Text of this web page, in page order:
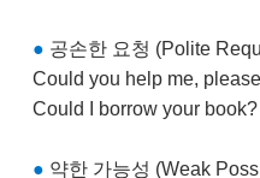
● 공손한 요청 (Polite
Could you help me,
Could I borrow your
● 약한 가능성 (Weak